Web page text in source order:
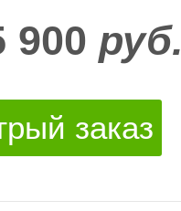
900 руб.
заказ